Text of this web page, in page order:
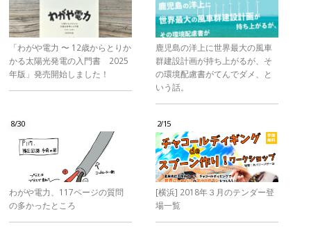
「わがや電力 〜 12歳からとりか
かる太陽光発電の入門書 2025
年版」発売開始しました！
鹿児島の洋上に世界最大の風車
群建設計画が持ち上がるが、そ
の環境配慮書がてんでダメ、と
いう話。
8/30
わがや電力、117ページの質問
の多かったところ
2/15
[横浜] 2018年３月のテンダー登
場一覧